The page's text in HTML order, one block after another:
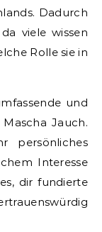
Dadurch
viele wissen
Rolle sie in
und
Jauch.
persönliches
Interesse
dir fundierte